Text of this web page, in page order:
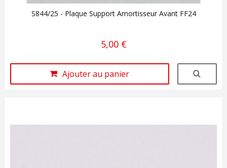
S844/25 - Plaque Support Amortisseur Avant FF24
5,00 €
Ajouter au panier